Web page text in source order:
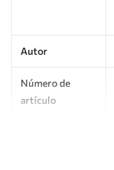
Autor
Número de
artículo